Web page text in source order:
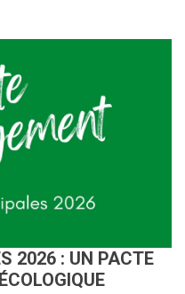
2026 : UN PACTE